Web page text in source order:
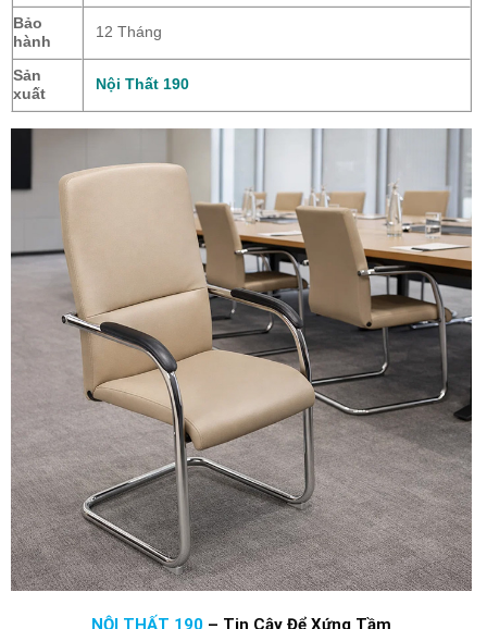
Bảo
hành
12 Tháng
Sản
xuất
Nội Thất 190
NỘI THẤT 190 – Tin Cậy Để Xứng Tầm